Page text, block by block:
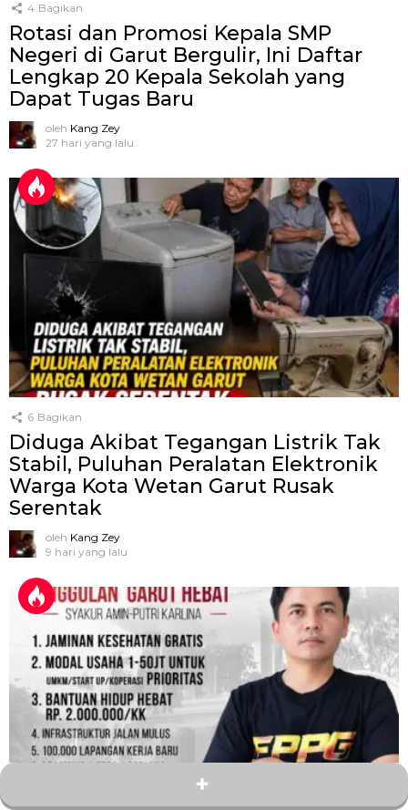
4 Bagikan
Rotasi dan Promosi Kepala SMP
Negeri di Garut Bergulir, Ini Daftar
Lengkap 20 Kepala Sekolah yang
Dapat Tugas Baru
oleh Kang Zey
27 hari yang lalu
6 Bagikan
Diduga Akibat Tegangan Listrik Tak
Stabil, Puluhan Peralatan Elektronik
Warga Kota Wetan Garut Rusak
Serentak
oleh Kang Zey
9 hari yang lalu